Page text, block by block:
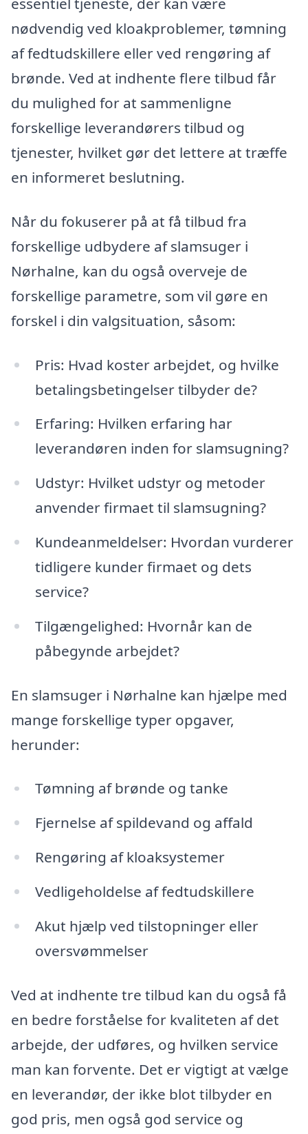
nødvendig ved kloakproblemer, tømning
af fedtudskillere eller ved rengøring af
brønde. Ved at indhente flere tilbud får
du mulighed for at sammenligne
forskellige leverandørers tilbud og
tjenester, hvilket gør det lettere at træffe
en informeret beslutning.
Når du fokuserer på at få tilbud fra
forskellige udbydere af slamsuger i
Nørhalne, kan du også overveje de
forskellige parametre, som vil gøre en
forskel i din valgsituation, såsom:
Pris: Hvad koster arbejdet, og hvilke
betalingsbetingelser tilbyder de?
Erfaring: Hvilken erfaring har
leverandøren inden for slamsugning?
Udstyr: Hvilket udstyr og metoder
anvender firmaet til slamsugning?
Kundeanmeldelser: Hvordan vurderer
tidligere kunder firmaet og dets
service?
Tilgængelighed: Hvornår kan de
påbegynde arbejdet?
En slamsuger i Nørhalne kan hjælpe med
mange forskellige typer opgaver,
herunder:
Tømning af brønde og tanke
Fjernelse af spildevand og affald
Rengøring af kloaksystemer
Vedligeholdelse af fedtudskillere
Akut hjælp ved tilstopninger eller
oversvømmelser
Ved at indhente tre tilbud kan du også få
en bedre forståelse for kvaliteten af det
arbejde, der udføres, og hvilken service
man kan forvente. Det er vigtigt at vælge
en leverandør, der ikke blot tilbyder en
god pris, men også god service og